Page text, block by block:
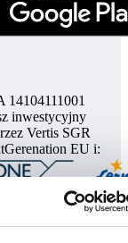
14104111001
inwestycyjny
Vertis SGR
EU i: